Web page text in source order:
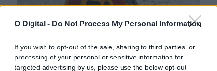
O Digital - Do Not Process My Personal Information
If you wish to opt-out of the sale, sharing to third parties, or
processing of your personal or sensitive information for
targeted advertising by us, please use the below opt-out